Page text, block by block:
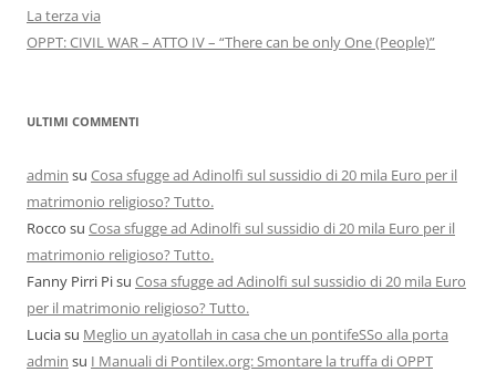
La terza via
OPPT: CIVIL WAR – ATTO IV – “There can be only One (People)”
ULTIMI COMMENTI
admin su Cosa sfugge ad Adinolfi sul sussidio di 20 mila Euro per il
matrimonio religioso? Tutto.
Rocco su Cosa sfugge ad Adinolfi sul sussidio di 20 mila Euro per il
matrimonio religioso? Tutto.
Fanny Pirri Pisu Cosa sfugge ad Adinolfi sul sussidio di 20 mila Euro
per il matrimonio religioso? Tutto.
Luciasu Meglio un ayatollah in casa che un pontifeSSo alla porta
admin su I Manuali di Pontilex.org: Smontare la truffa di OPPT